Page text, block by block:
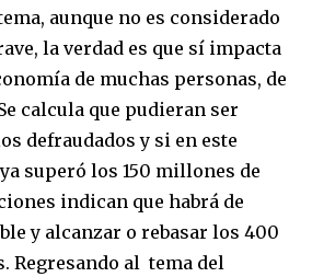
aunque no es considerado
la verdad es que sí impacta
de muchas personas, de
calcula que pudieran ser
defraudados y si en este
superó los 150 millones de
indican que habrá de
y alcanzar o rebasar los 400
Regresando al tema del